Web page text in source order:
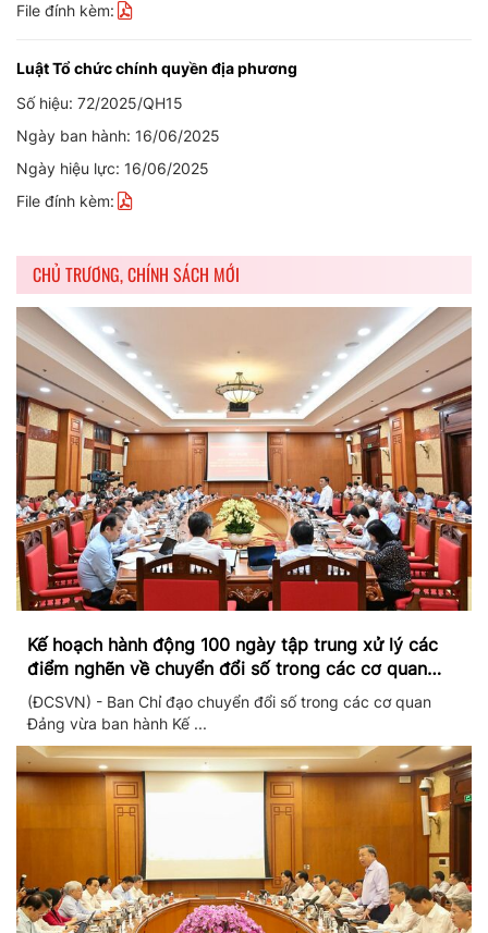
File đính kèm:
Luật Tổ chức chính quyền địa phương
Số hiệu: 72/2025/QH15
Ngày ban hành: 16/06/2025
Ngày hiệu lực: 16/06/2025
File đính kèm:
CHỦ TRƯƠNG, CHÍNH SÁCH MỚI
Kế hoạch hành động 100 ngày tập trung xử lý các
điểm nghẽn về chuyển đổi số trong các cơ quan
Đảng
(ĐCSVN) - Ban Chỉ đạo chuyển đổi số trong các cơ quan
Đảng vừa ban hành Kế ...